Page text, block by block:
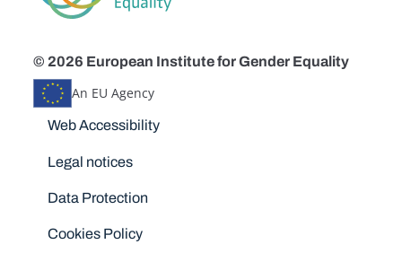
© 2026 European Institute for Gender Equality
An EU Agency
Disclaimers
Web Accessibility
Legal notices
Data Protection
Cookies Policy